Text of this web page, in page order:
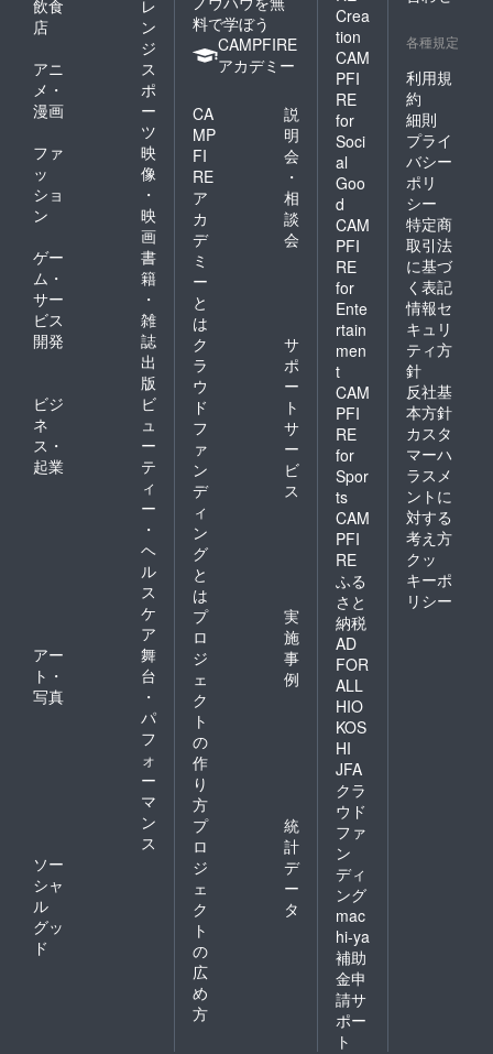
飲食
店
レ
ン
ジ
アニ
メ・
漫画
ス
ポ
ー
ツ
ファ
ッ
ショ
ン
映
像
・
映
画
ゲー
ム・
サー
ビス
開発
書
籍
・
雑
誌
出
版
ビジ
ネ
ス・
起業
ビ
ュ
ー
テ
ィ
ー
・
ヘ
ル
ス
ケ
ア
アー
ト・
写真
舞
台
・
パ
フ
ォ
ー
マ
ン
ス
ソー
シャ
ル
グッ
ド
料で学ぼう
CAMPFIRE
アカデミー
CA
MP
FI
RE
ア
カ
デ
ミ
ー
と
は
説
明
会
・
相
談
会
ク
ラ
ウ
ド
フ
ァ
ン
デ
ィ
ン
グ
と
は
サ
ポ
ー
ト
サ
ー
ビ
ス
プ
ロ
ジ
ェ
ク
ト
の
作
り
方
実
施
事
例
プ
ロ
ジ
ェ
ク
ト
の
広
め
方
統
計
デ
ー
タ
Crea
tion
CAM
PFI
RE
for
Soci
al
Goo
d
CAM
PFI
RE
for
Ente
rtain
men
t
CAM
PFI
RE
for
Spor
ts
CAM
PFI
RE
ふる
さと
納税
AD
FOR
ALL
HIO
KOS
HI
JFA
クラ
ウド
ファ
ン
ディ
ング
mac
hi-ya
補助
金申
請サ
ポー
ト
各種規定
利用規
約
細則
プライ
バシー
ポリ
シー
特定商
取引法
に基づ
く表記
情報セ
キュリ
ティ方
針
反社基
本方針
カスタ
マーハ
ラスメ
ントに
対する
考え方
クッ
キーポ
リシー